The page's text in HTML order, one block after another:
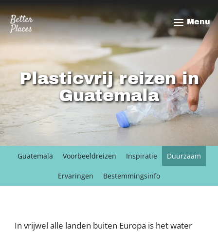
Overslaan
en
naar
de
gaan
Plasticvrij reizen in
Guatemala
Menu
Guatemala Voorbeeldreizen Inspiratie Duurzaam
Ervaringen Bestemmingsinfo
In vrijwel alle landen buiten Europa is het water